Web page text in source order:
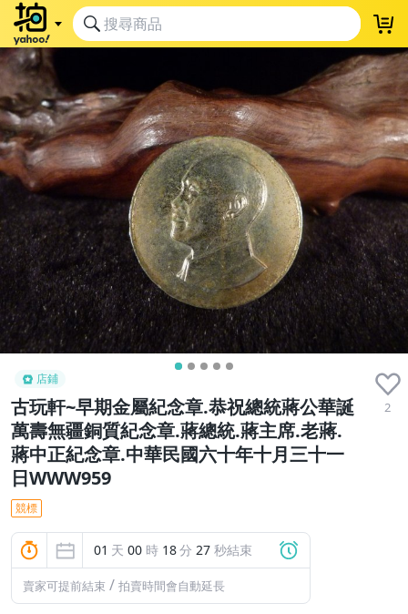
店鋪
古玩軒~早期金屬紀念章.恭祝總統蔣公華誕
萬壽無疆銅質紀念章.蔣總統.蔣主席.老蔣.
蔣中正紀念章.中華民國六十年十月三十一
日WWW959
2
競標
01 天 00 時 18分 26 秒結束
賣家可提前結束 / 拍賣時間會自動延長